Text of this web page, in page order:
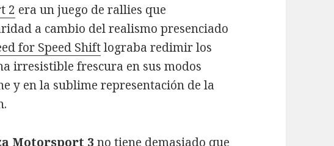
2 era un juego de rallies que
a cambio del realismo presenciado
for Speed Shiftlograba redimir los
irresistible frescura en sus modos
y en la sublime representación de la
Motorsport 3 no tiene demasiado que